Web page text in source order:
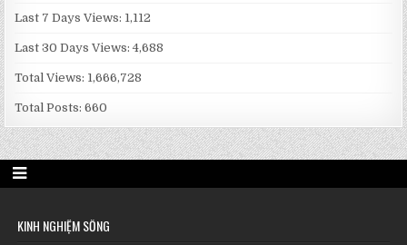
Last 7 Days Views: 1,112
Last 30 Days Views:4,688
Total Views: 1,666,728
Total Posts:660
KINH NGHIỆM SỐNG